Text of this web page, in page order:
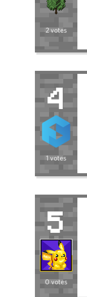
2 votes
4
1 votes
5
0 votes